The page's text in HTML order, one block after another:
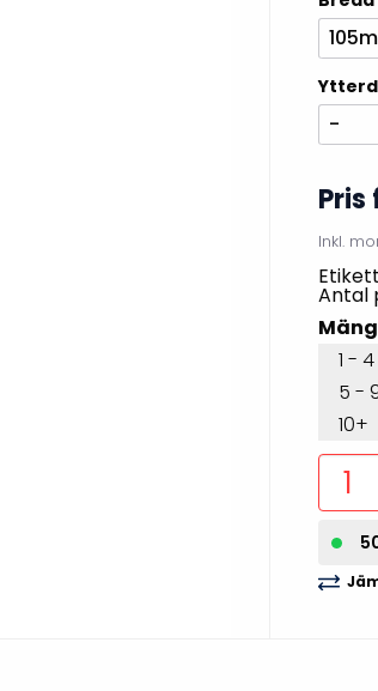
Mobile Device Management
Tillbehör etikettprogram
-
Pris
Inkl.
Antal
1 -
5 -
10+